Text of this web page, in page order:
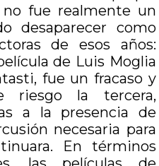
fue realmente un
desaparecer como
de esos años:
de Luis Moglia
fue un fracaso y
riesgo la tercera,
a la presencia de
necesaria para
En términos